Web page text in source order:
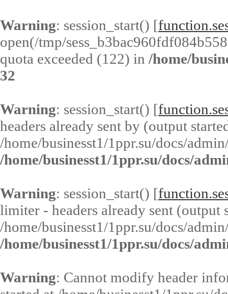
Warning: session_start() [
open(/tmp/
quota exceeded (122) in /home/
32
Warning: session_start() [
headers already sent by (output
/home/businesst1/1ppr.su/docs/
/home/businesst1/1ppr.su/docs/
Warning: session_start() [
limiter - headers already sent (output
/home/businesst1/1ppr.su/docs/
/home/businesst1/1ppr.su/docs/
Warning: Cannot modify header